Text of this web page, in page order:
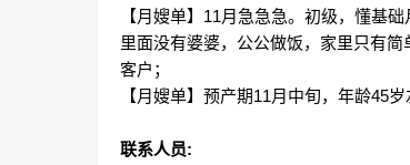
【月嫂单】11月急急急。初级，懂基
里面没有婆婆，公公做饭，家里只有简
客户；
【月嫂单】预产期11月中旬，年龄45
联系人员: